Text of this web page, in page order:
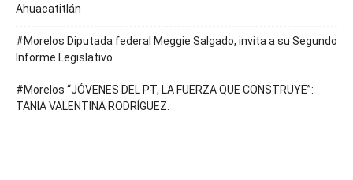
Ahuacatitlán
#Morelos Diputada federal Meggie Salgado, invita a su Segundo
Informe Legislativo.
#Morelos “JÓVENES DEL PT, LA FUERZA QUE CONSTRUYE”:
TANIA VALENTINA RODRÍGUEZ.